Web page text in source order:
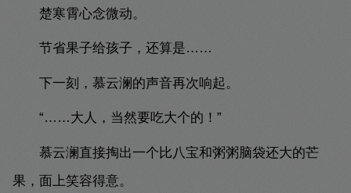
楚寒霄心念微动。
节省果子给孩子，还算是……
下一刻，慕云澜的声音再次响起。
“……大人，当然要吃大个的！”
慕云澜直接掏出一个比八宝和粥粥脑袋还大的芒
果，面上笑容得意。